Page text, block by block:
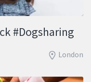
#Dogsharing
London